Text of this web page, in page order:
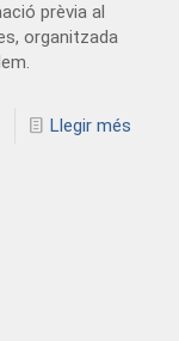
prèvia al
organitzada
Llegir més